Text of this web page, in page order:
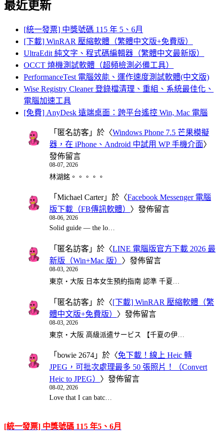
最近更新
[統一發票] 中獎號碼 115 年 5、6月
[下載] WinRAR 壓縮軟體（繁體中文版+免費版）
UltraEdit 純文字、程式碼編輯器（繁體中文最新版）
OCCT 燒機測試軟體（超頻檢測必備工具）
PerformanceTest 電腦效能、運作速度測試軟體(中文版)
Wise Registry Cleaner 登錄檔清理、重組、系統最佳化、
電腦加速工具
[免費] AnyDesk 遠端桌面：跨平台遙控 Win, Mac 電腦
「 匿名訪客 」於〈Windows Phone 7.5 芒果模擬
器，在 iPhone、Android 中試用 WP 手機介面〉
發佈留言
08-07, 2026
林湖銘。。。。。
「 Michael Carter」於〈Facebook Messenger 電腦
版下載（FB傳訊軟體） 〉發佈留言
08-06, 2026
Solid guide — the lo…
「 匿名訪客 」於〈LINE 電腦版官方下載 2026 最
新版（Win+Mac 版） 〉發佈留言
08-03, 2026
東京・大阪 日本女生預約指南 認準 千夏…
「 匿名訪客 」於〈[下載] WinRAR 壓縮軟體（繁
體中文版+免費版） 〉發佈留言
08-03, 2026
東京・大阪 高級派遣サービス 【千夏の伊…
「 bowie 2674 」於〈免下載！線上 Heic 轉
JPEG，可批次處理最多 50 張照片！（Convert
Heic to JPEG） 〉發佈留言
08-02, 2026
Love that I can batc…
[統一發票] 中獎號碼 115 年5、6月